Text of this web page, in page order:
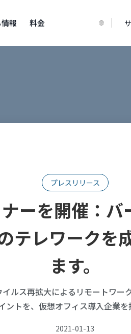
報 料金
プレスリリース
ーを開催：バ
テレワークを
ます。
ルス再拡大によるリモートワー
ントを、仮想オフィス導入企業を
2021-01-13